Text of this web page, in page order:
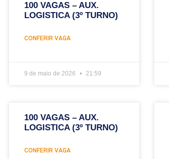
100 VAGAS – AUX.
LOGISTICA (3º TURNO)
CONFERIR VAGA
9 de maio de 2026 21:59
100 VAGAS – AUX.
LOGISTICA (3º TURNO)
CONFERIR VAGA